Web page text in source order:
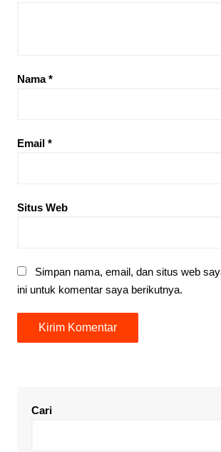
Nama*
Email *
Situs Web
Simpan nama, email, dan situs web
ini untuk komentar saya berikutnya.
Cari